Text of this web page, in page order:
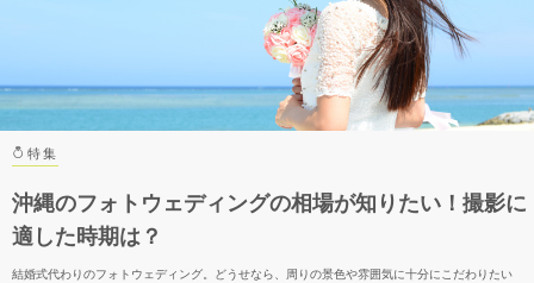
特集
沖縄のフォトウェディングの相場が知りたい！撮影に
適した時期は？
結婚式代わりのフォトウェディング。どうせなら、周りの景色や雰囲気に十分にこだわりたい